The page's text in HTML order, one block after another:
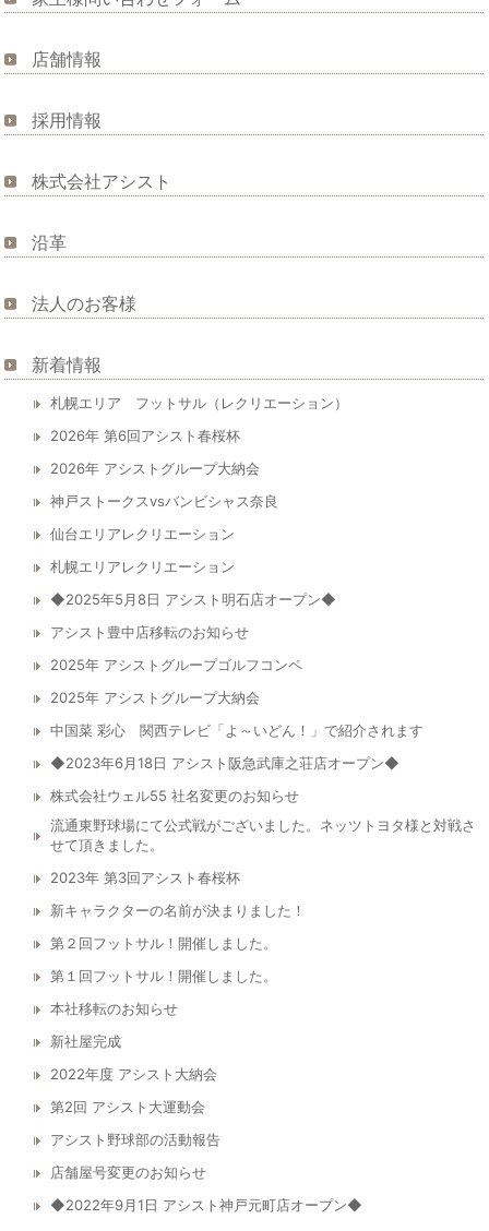
店舗情報
採用情報
株式会社アシスト
沿革
法人のお客様
新着情報
札幌エリア フットサル（レクリエーション）
2026年 第6回アシスト春桜杯
2026年 アシストグループ大納会
神戸ストークスvsバンビシャス奈良
仙台エリアレクリエーション
札幌エリアレクリエーション
◆2025年5月8日 アシスト明石店オープン◆
アシスト豊中店移転のお知らせ
2025年 アシストグループゴルフコンペ
2025年 アシストグループ大納会
中国菜 彩心 関西テレビ「よ～いどん！」で紹介されます
◆2023年6月18日 アシスト阪急武庫之荘店オープン◆
株式会社ウェル55 社名変更のお知らせ
流通東野球場にて公式戦がございました。ネッツトヨタ様と対戦さ
せて頂きました。
2023年 第3回アシスト春桜杯
新キャラクターの名前が決まりました！
第２回フットサル！開催しました。
第１回フットサル！開催しました。
本社移転のお知らせ
新社屋完成
2022年度 アシスト大納会
第2回 アシスト大運動会
アシスト野球部の活動報告
店舗屋号変更のお知らせ
◆2022年9月1日 アシスト神戸元町店オープン◆